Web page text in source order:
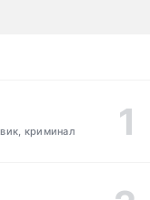
криминал